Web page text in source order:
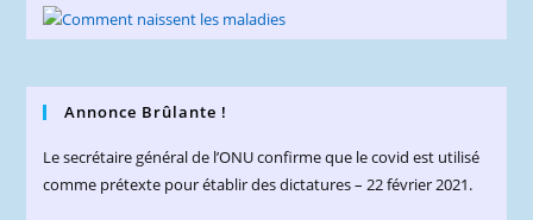
Annonce Brûlante !
Le secrétaire général de l’ONU confirme que le covid est utilisé
comme prétexte pour établir des dictatures – 22 février 2021.